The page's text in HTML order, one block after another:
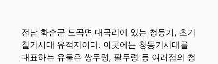
전남 화순군 도곡면 대곡리에 있는 청동기, 초기
철기시대 유적지이다. 이곳에는 청동기시대를
대표하는 유물은 쌍두령, 팔두령 등 여러점의 청